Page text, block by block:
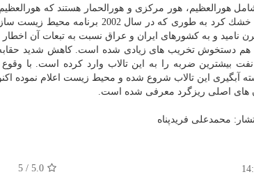
شامل هورالعظیم، هور مركزی و هورالحمار هستند كه
زیادی از این تالاب ها را خشك كرد به
و به كشورهای ایران و عراق نسبت به تبعات آن اخطار
هم دستخوش تخریب های زیادی شده است. كاهش شدید
بیشترین ضربه را به این تالاب وارد كرده است. با وقوع
این تالاب شروع شده و محیط زیست اعلام نموده اكنون حدود 77 درصد تالاب
های اصلی ریزگرد معرفی شده است.
محمدعلی فریدپناه
5.0
/
5